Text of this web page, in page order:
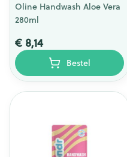
Oline Handwash Aloe Vera
280ml
€ 8,14
Bestel